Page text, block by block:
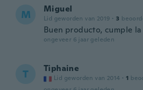
M Miguel
Lid geworden van 2019 · 3
Buen producto, cumple
ongeveer 6 jaar geleden
T Tiphaine
Lid geworden van 2014 · 1